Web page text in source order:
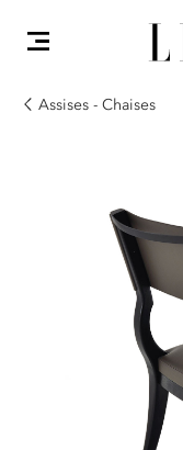
Assises - Chaises